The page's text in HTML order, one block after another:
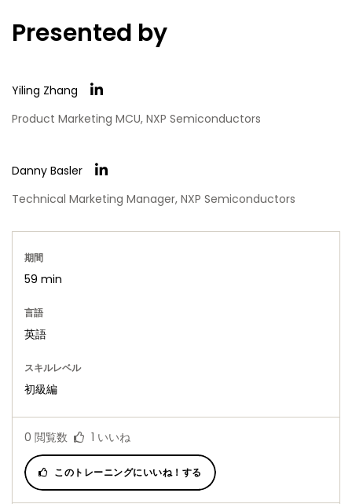
Presented by
Yiling Zhang
Product Marketing MCU, NXP Semiconductors
Danny Basler
Technical Marketing Manager, NXP Semiconductors
期間
59 min
言語
英語
スキルレベル
初級編
0 閲覧数 1 いいね
このトレーニングにいいね！する